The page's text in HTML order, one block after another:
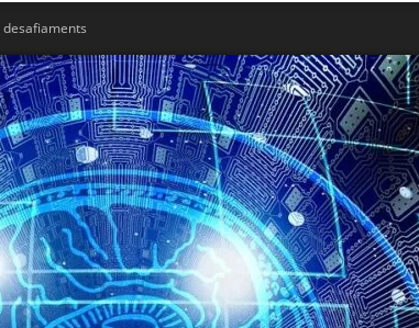
desafiaments